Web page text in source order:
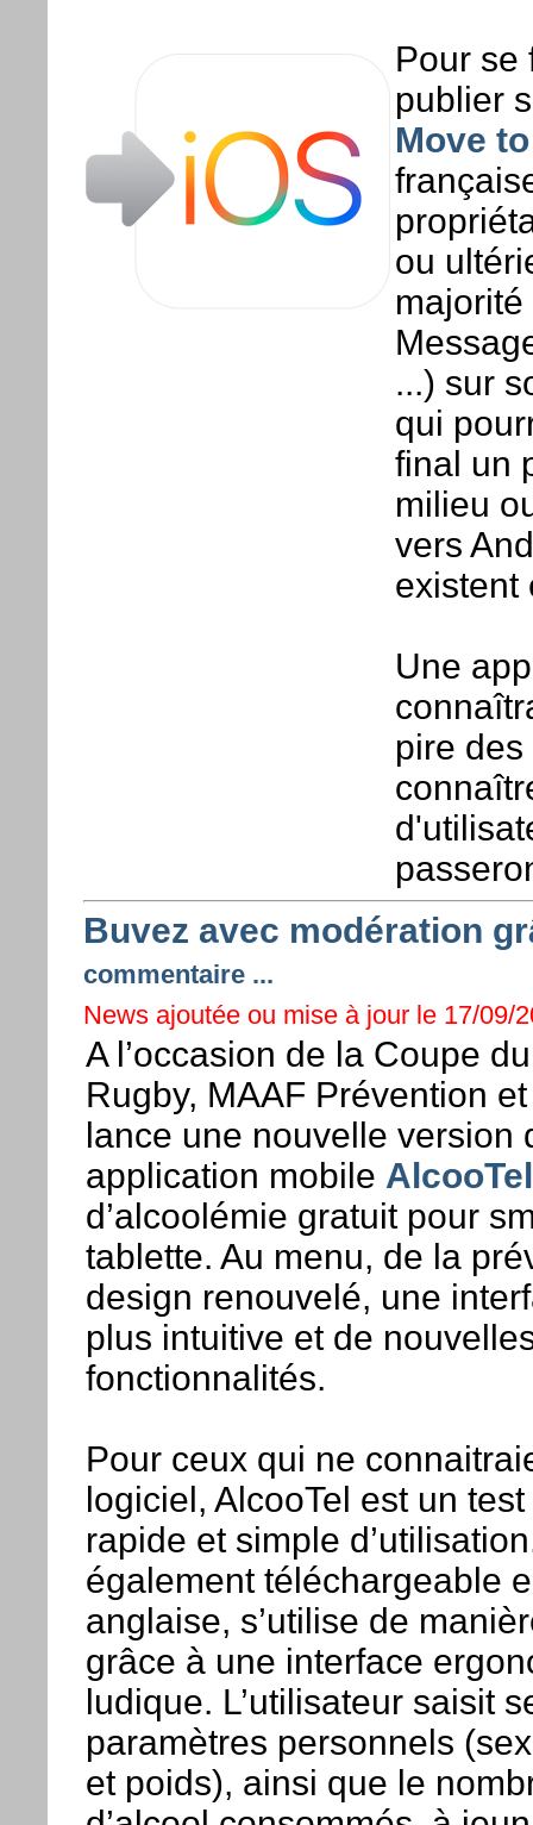
Pour se
publier
Move
ou
...) sur
qui
final un
milieu
vers
existent
Une
pire
Buvez avec modération
commentaire ...
News ajoutée ou mise à jour le 17/09/
A l’occasion de la Coupe
Rugby, MAAF Prévention
lance une nouvelle version
application mobile AlcooTel
d’alcoolémie gratuit pour
tablette. Au menu, de la
design renouvelé, une
plus intuitive et de
fonctionnalités.
Pour ceux qui ne
logiciel, AlcooTel est un test
rapide et simple
également téléchargeable
anglaise, s’utilise de
grâce à une interface
ludique. L’utilisateur saisit
paramètres personnels
et poids), ainsi que le